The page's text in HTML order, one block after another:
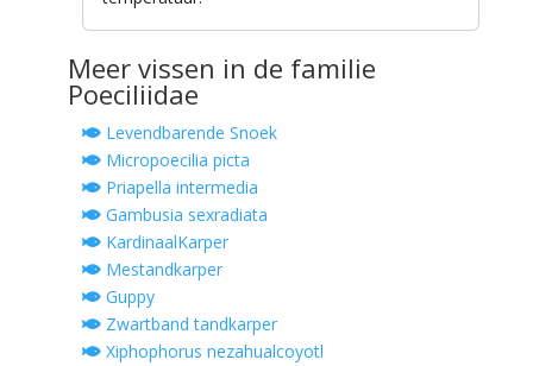
Meer vissen in de familie
Poeciliidae
Levendbarende Snoek
Micropoecilia picta
Priapella intermedia
Gambusia sexradiata
KardinaalKarper
Mestandkarper
Guppy
Zwartband tandkarper
Xiphophorus nezahualcoyotl